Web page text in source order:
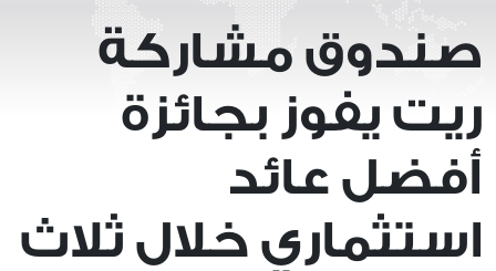
صندوق مشاركة
ريت يفوز بجائزة
أفضل عائد
استثماري خلال ثلاث